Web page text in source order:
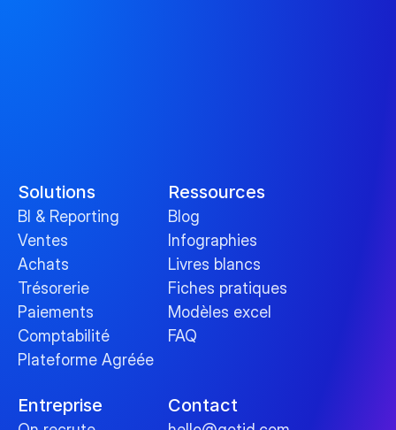
Solutions
BI & Reporting
Ventes
Achats
Trésorerie
Paiements
Comptabilité
Plateforme Agréée
Ressources
Blog
Infographies
Livres blancs
Fiches pratiques
Modèles excel
FAQ
Entreprise Contact